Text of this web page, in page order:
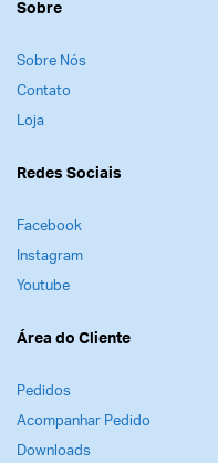
Sobre
Sobre Nós
Contato
Loja
Redes Sociais
Facebook
Instagram
Youtube
Área do Cliente
Pedidos
Acompanhar Pedido
Downloads